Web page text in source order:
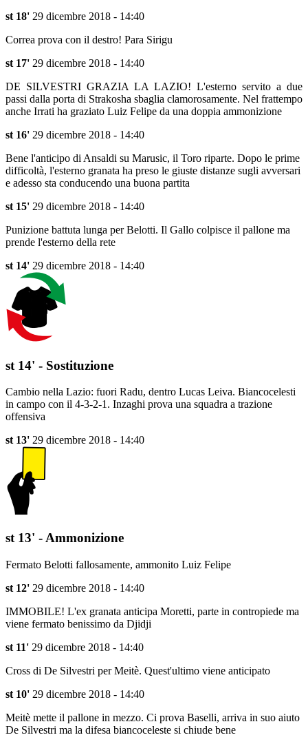
st 18' 29 dicembre 2018 - 14:40
Correa prova con il destro! Para Sirigu
st 17' 29 dicembre 2018 - 14:40
DE SILVESTRI GRAZIA LA LAZIO! L'esterno servito a due
passi dalla porta di Strakosha sbaglia clamorosamente. Nel frattempo
anche Irrati ha graziato Luiz Felipe da una doppia ammonizione
st 16' 29 dicembre 2018 - 14:40
Bene l'anticipo di Ansaldi su Marusic, il Toro riparte. Dopo le prime
difficoltà, l'esterno granata ha preso le giuste distanze sugli avversari
e adesso sta conducendo una buona partita
st 15' 29 dicembre 2018 - 14:40
Punizione battuta lunga per Belotti. Il Gallo colpisce il pallone ma
prende l'esterno della rete
st 14' 29 dicembre 2018 - 14:40
st 14' - Sostituzione
Cambio nella Lazio: fuori Radu, dentro Lucas Leiva. Biancocelesti
in campo con il 4-3-2-1. Inzaghi prova una squadra a trazione
offensiva
st 13' 29 dicembre 2018 - 14:40
st 13' - Ammonizione
Fermato Belotti fallosamente, ammonito Luiz Felipe
st 12' 29 dicembre 2018 - 14:40
IMMOBILE! L'ex granata anticipa Moretti, parte in contropiede ma
viene fermato benissimo da Djidji
st 11' 29 dicembre 2018 - 14:40
Cross di De Silvestri per Meitè. Quest'ultimo viene anticipato
st 10' 29 dicembre 2018 - 14:40
Meitè mette il pallone in mezzo. Ci prova Baselli, arriva in suo aiuto
De Silvestri ma la difesa biancoceleste si chiude bene